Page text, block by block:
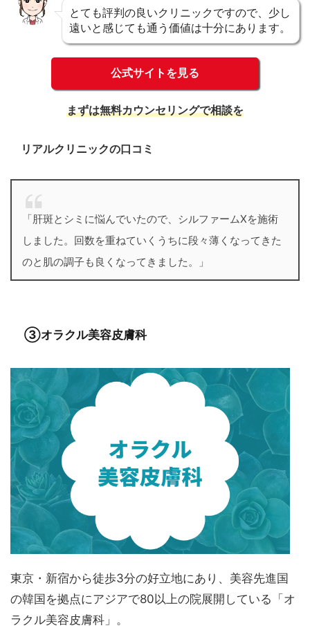
とても評判の良いクリニックですので、少し
遠いと感じても通う価値は十分にあります。
公式サイトを見る
まずは無料カウンセリングで相談を
リアルクリニックの口コミ
「肝斑とシミに悩んでいたので、シルファームXを施術
しました。回数を重ねていくうちに段々薄くなってきた
のと肌の調子も良くなってきました。」
③オラクル美容皮膚科
東京・新宿から徒歩3分の好立地にあり、美容先進国
の韓国を拠点にアジアで80以上の院展開している「オ
ラクル美容皮膚科」。